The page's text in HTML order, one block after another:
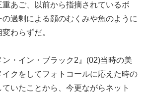
あご、以前から指摘されているボ
の過剰による顔のむくみや魚のように
わらずだ。
ン・イン・ブラック2』(02)当時の美
イクをしてフォトコールに応えた時の
いたことから、今更ながらネット